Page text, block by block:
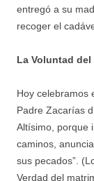
entregó a su
recoger el
La Voluntad del
Hoy celebramos
Padre Zacarías
Altísimo, porque
caminos,
sus pecados”.
Verdad del